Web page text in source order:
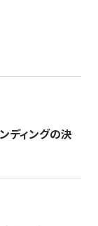
ディングの決